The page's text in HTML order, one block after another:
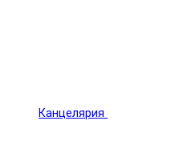
Канцелярия